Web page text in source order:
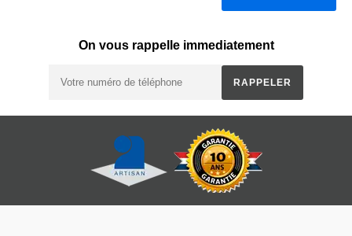
On vous rappelle immediatement